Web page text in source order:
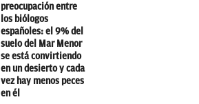
preocupación entre
los biólogos
españoles: el 9% del
suelo del Mar Menor
se está convirtiendo
en un desierto y cada
vez hay menos peces
en él